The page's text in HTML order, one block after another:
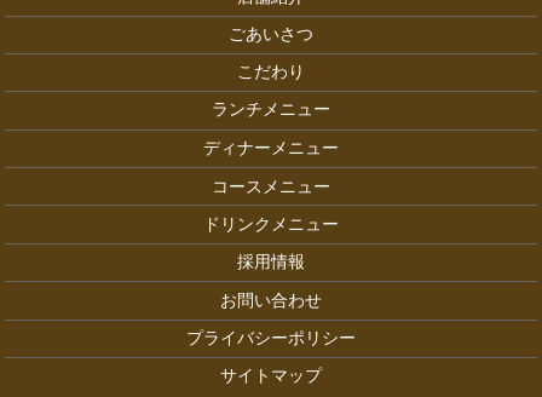
ごあいさつ
こだわり
ランチメニュー
ディナーメニュー
コースメニュー
ドリンクメニュー
採用情報
お問い合わせ
プライバシーポリシー
サイトマップ